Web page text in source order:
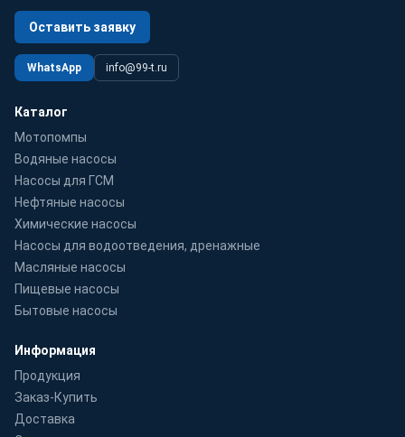
Оставить заявку
WhatsApp info@99-t.ru
Каталог
Мотопомпы
Водяные насосы
Насосы для ГСМ
Нефтяные насосы
Химические насосы
Насосы для водоотведения, дренажные
Масляные насосы
Пищевые насосы
Бытовые насосы
Информация
Продукция
Заказ-Купить
Доставка